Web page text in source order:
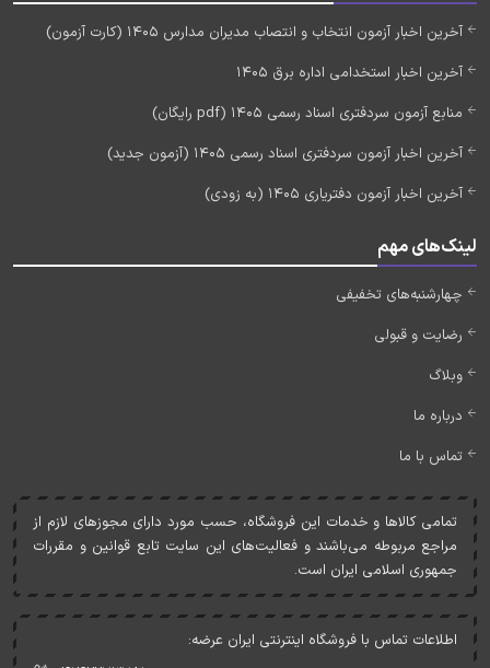
آخرین اخبار آزمون انتخاب و انتصاب مدیران مدارس 1405 (کارت آزمون)
آخرین اخبار استخدامی اداره برق 1405
منابع آزمون سردفتری اسناد رسمی 1405 (pdf رایگان)
آخرین اخبار آزمون سردفتری اسناد رسمی 1405 (آزمون جدید)
آخرین اخبار آزمون دفتریاری 1405 (به زودی)
لینک‌های مهم
چهارشنبه‌های تخفیفی
رضایت و قبولی
وبلاگ
درباره ما
تماس با ما
تمامی کالاها و خدمات اين فروشگاه، حسب مورد دارای مجوزهای لازم از
مراجع مربوطه می‌باشند و فعاليت‌های اين سايت تابع قوانين و مقررات
جمهوری اسلامی ايران است.
اطلاعات تماس با فروشگاه اینترنتی ایران عرضه: